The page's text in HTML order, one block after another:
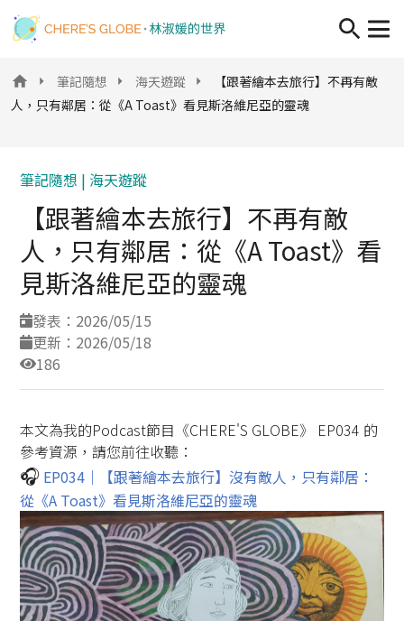
筆記隨想 海天遊蹤
【跟著繪本去旅行】不再有敵
人，只有鄰居：從《A Toast》看見斯洛維尼亞的靈魂
筆記隨想 | 海天遊蹤
【跟著繪本去旅行】不再有敵
人，只有鄰居：從《A Toast》看
見斯洛維尼亞的靈魂
發表：2026/05/15
更新：2026/05/18
186
本文為我的Podcast節目《CHERE'S GLOBE》 EP034 的
參考資源，請您前往收聽：
🎧️ EP034｜【跟著繪本去旅行】沒有敵人，只有鄰居：
從《A Toast》看見斯洛維尼亞的靈魂